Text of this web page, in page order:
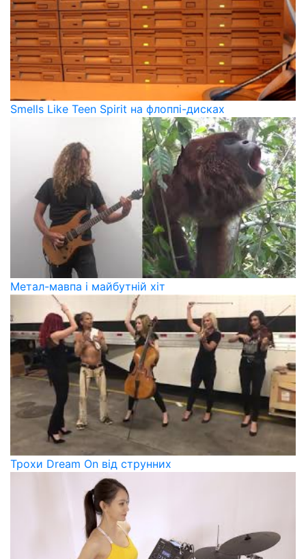
Smells Like Teen Spirit на флоппі-дисках
Метал-мавпа і майбутній хіт
Трохи Dream On від струнних